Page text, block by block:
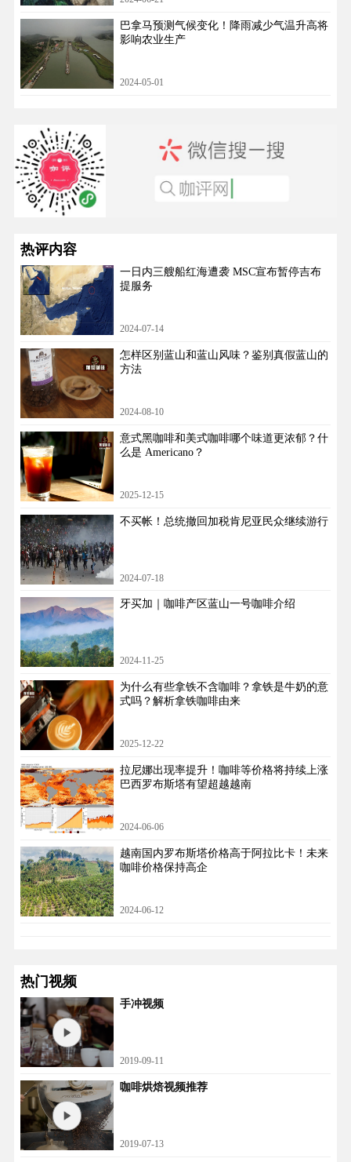
​巴拿马预测气候变化！降雨减少气温升高将
影响农业生产
2024-05-01
热评内容
一日内三艘船红海遭袭 MSC宣布暂停吉布
提服务
2024-07-14
怎样区别蓝山和蓝山风味？鉴别真假蓝山的
方法
2024-08-10
意式黑咖啡和美式咖啡哪个味道更浓郁？什
么是 Americano？
2025-12-15
不买帐！总统撤回加税肯尼亚民众继续游行
2024-07-18
牙买加｜咖啡产区蓝山一号咖啡介绍
2024-11-25
为什么有些拿铁不含咖啡？拿铁是牛奶的意
式吗？解析拿铁咖啡由来
2025-12-22
拉尼娜出现率提升！咖啡等价格将持续上涨
巴西罗布斯塔有望超越越南
2024-06-06
越南国内罗布斯塔价格高于阿拉比卡！未来
咖啡价格保持高企
2024-06-12
热门视频
手冲视频
2019-09-11
咖啡烘焙视频推荐
2019-07-13